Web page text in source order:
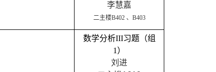
李慧嘉
二主楼B402 、 B403
数学分析III习题 （组
1 ）
刘进